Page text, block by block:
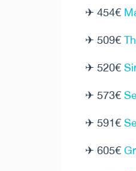
✈ 454€
✈ 509€
✈ 520€
✈ 573€
✈ 591€
✈ 605€